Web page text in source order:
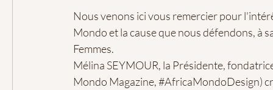
Nous venons ici vous remercier pour
Mondo et la cause que nous défendons, à
Femmes.
Mélina SEYMOUR, la Présidente,
Mondo Magazine,#AfricaMondoDesign)